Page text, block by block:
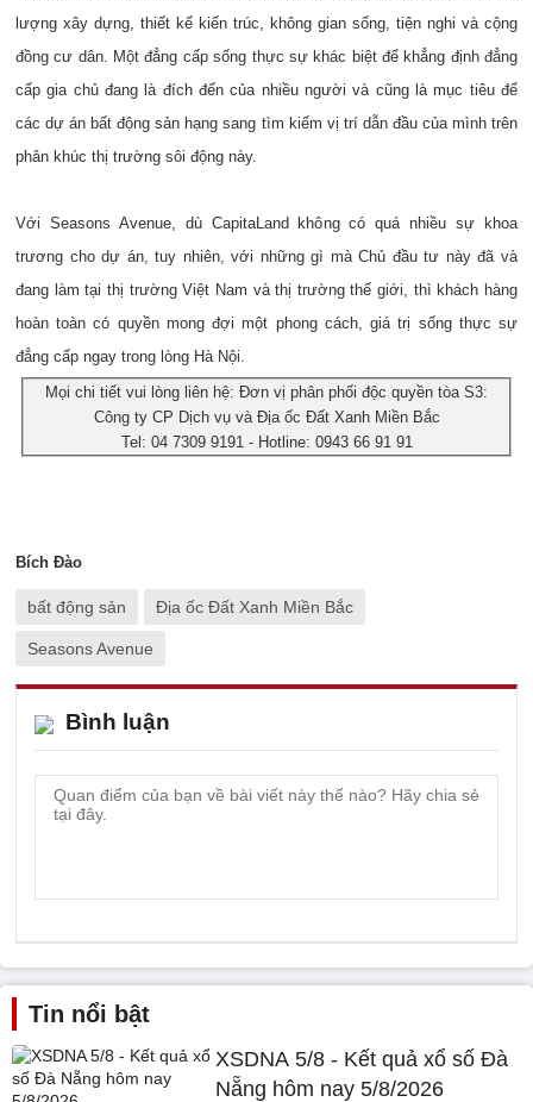
lượng xây dựng, thiết kế kiến trúc, không gian sống, tiện nghi và cộng
đồng cư dân. Một đẳng cấp sống thực sự khác biệt để khẳng định đẳng
cấp gia chủ đang là đích đến của nhiều người và cũng là mục tiêu để
các dự án bất động sản hạng sang tìm kiếm vị trí dẫn đầu của mình trên
phân khúc thị trường sôi động này.
Với Seasons Avenue, dù CapitaLand không có quá nhiều sự khoa
trương cho dự án, tuy nhiên, với những gì mà Chủ đầu tư này đã và
đang làm tại thị trường Việt Nam và thị trường thế giới, thì khách hàng
hoàn toàn có quyền mong đợi một phong cách, giá trị sống thực sự
đẳng cấp ngay trong lòng Hà Nội.
Mọi chi tiết vui lòng liên hệ: Đơn vị phân phối độc quyền tòa S3:
Công ty CP Dịch vụ và Địa ốc Đất Xanh Miền Bắc
Tel: 04 7309 9191- Hotline: 0943 66 91 91
Bích Đào
bất động sản Địa ốc Đất Xanh Miền Bắc
Seasons Avenue
Bình luận
Tin nổi bật
XSDNA 5/8 - Kết quả xổ số Đà
Nẵng hôm nay 5/8/2026